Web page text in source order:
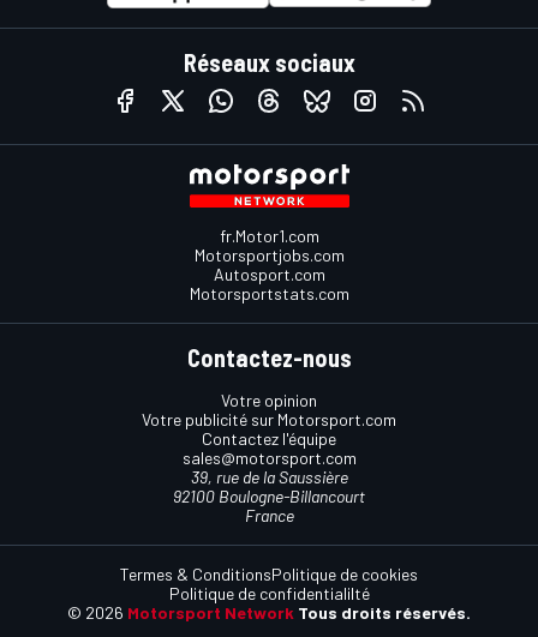
Réseaux sociaux
fr.Motor1.com
Motorsportjobs.com
Autosport.com
Motorsportstats.com
Contactez-nous
Votre opinion
Votre publicité sur Motorsport.com
Contactez l'équipe
sales@motorsport.com
39, rue de la Saussière
92100 Boulogne-Billancourt
France
© 2026 Motorsport Network Tous droits réservés.
Termes & ConditionsPolitique de cookies
Politique de confidentialilté